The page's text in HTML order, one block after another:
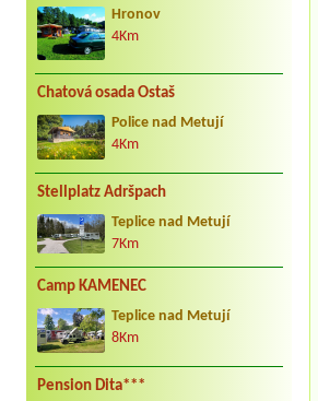
Hronov
4Km
Chatová osada Ostaš
Police nad Metují
4Km
Stellplatz Adršpach
Teplice nad Metují
7Km
Camp KAMENEC
Teplice nad Metují
8Km
Pension Dita***